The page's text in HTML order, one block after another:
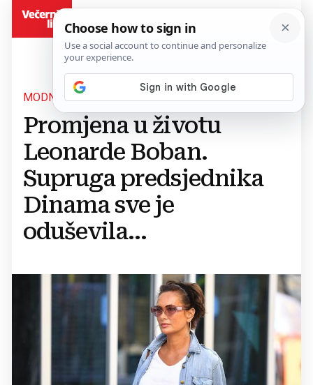
MODNA DIZAJNERICA I SLIKARICA
Promjena u životu
Leonarde Boban.
Supruga predsjednika
Dinama sve je
oduševila...